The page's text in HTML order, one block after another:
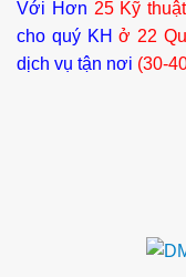
Với Hơn 25 Kỹ
cho quý KHở 22
dịch vụ tận nơi (30-